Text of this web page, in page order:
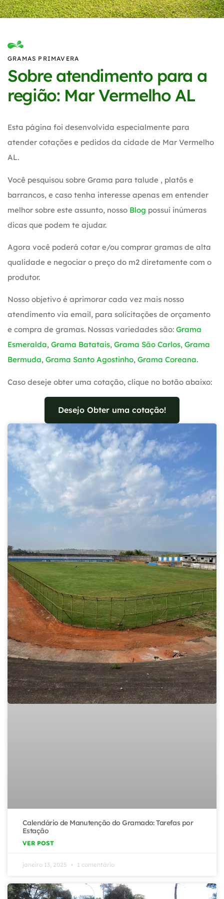
GRAMAS PRIMAVERA
Sobre atendimento para a
região: Mar Vermelho AL
Esta página foi desenvolvida especialmente para
atender cotações e pedidos da cidade de Mar Vermelho
AL.
Você pesquisou sobre Grama para talude , platôs e
barrancos, e caso tenha interesse apenas em entender
melhor sobre este assunto, nosso Blog possui inúmeras
dicas que podem te ajudar.
Agora você poderá cotar e/ou comprar gramas de alta
qualidade e negociar o preço do m2 diretamente com o
produtor.
Nosso objetivo é aprimorar cada vez mais nosso
atendimento via email, para solicitações de orçamento
e compra de gramas. Nossas variedades são: Grama
Esmeralda, Grama Batatais, Grama São Carlos, Grama
Bermuda, Grama Santo Agostinho, Grama Coreana.
Caso deseje obter uma cotação, clique no botão abaixo:
Desejo Obter uma cotação!
Calendário de Manutenção do Gramado: Tarefas por
Estação
VER POST
janeiro 13, 2025 1 comentário